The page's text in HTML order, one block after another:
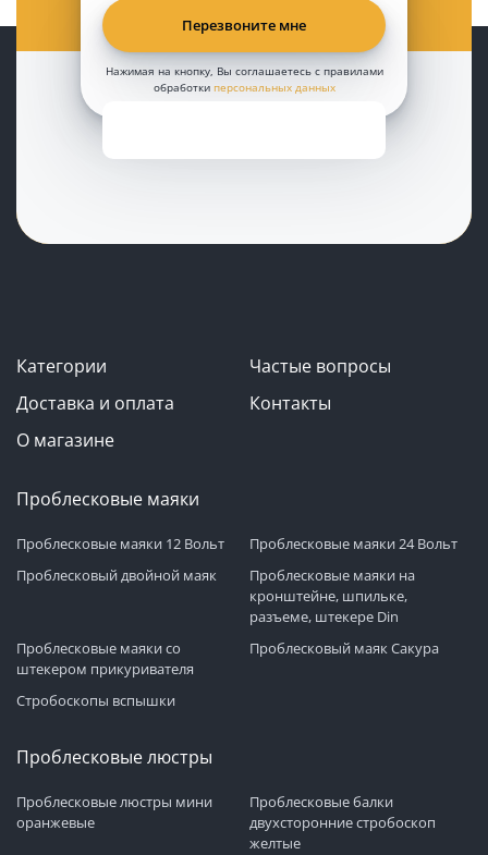
Нажимая на кнопку, Вы соглашаетесь с правилами
обработки персональных данных
Категории
Частые вопросы
Доставка и оплата
Контакты
О магазине
Проблесковые маяки
Проблесковые маяки 12 Вольт
Проблесковые маяки 24 Вольт
Проблесковый двойной маяк
Проблесковые маяки на
кронштейне, шпильке,
разъеме, штекере Din
Проблесковые маяки со
штекером прикуривателя
Проблесковый маяк Сакура
Стробоскопы вспышки
Проблесковые люстры
Проблесковые люстры мини
оранжевые
Проблесковые балки
двухсторонние стробоскоп
желтые